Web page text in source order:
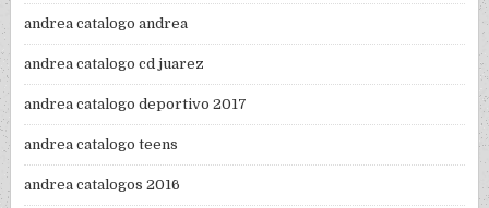
andrea catalogo andrea
andrea catalogo cd juarez
andrea catalogo deportivo 2017
andrea catalogo teens
andrea catalogos 2016